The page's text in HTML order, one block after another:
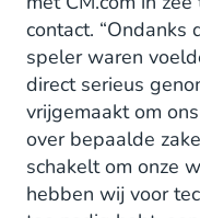
contact.
speler waren
direct serieus
vrijgemaakt om
over bepaalde
schakelt om onze
hebben wij voor